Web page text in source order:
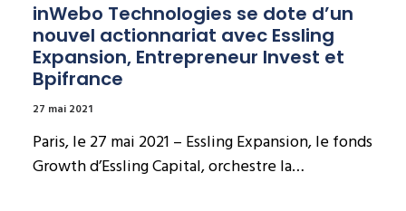
inWebo Technologies se dote d’un
nouvel actionnariat avec Essling
Expansion, Entrepreneur Invest et
Bpifrance
27 mai 2021
Paris, le 27 mai 2021 – Essling Expansion, le fonds
Growth d’Essling Capital, orchestre la…